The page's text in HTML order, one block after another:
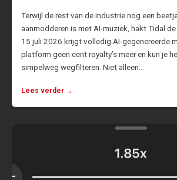
Terwijl de rest van de industrie nog een
aanmodderen is met AI-muziek, hakt Tidal
15 juli 2026 krijgt volledig AI-gegenereerde
platform geen cent royalty’s meer en kun je
simpelweg wegfilteren. Niet alleen…
Lees verder →